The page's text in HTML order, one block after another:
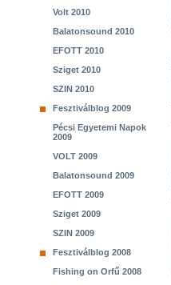
Volt 2010
Balatonsound 2010
EFOTT 2010
Sziget 2010
SZIN 2010
Fesztiválblog 2009
Pécsi Egyetemi Napok
2009
VOLT 2009
Balatonsound 2009
EFOTT 2009
Sziget 2009
SZIN 2009
Fesztiválblog 2008
Fishing on Orfű 2008